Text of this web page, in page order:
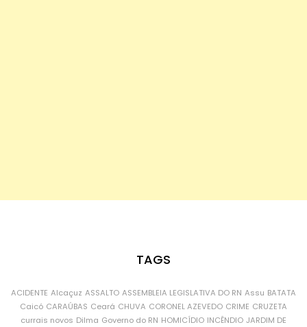
TAGS
ACIDENTE Alcaçuz ASSALTO ASSEMBLEIA LEGISLATIVA DO RN Assu BATATA
Caicó CARAÚBAS Ceará CHUVA CORONEL AZEVEDO CRIME CRUZETA
currais novos Dilma Governo do RN HOMICÍDIO INCÊNDIO JARDIM DE